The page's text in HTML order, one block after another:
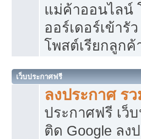
แม่ค้าออนไลน์
ออร์เดอร์เข้ารั
โพสต์เรียกลูกค้
เว็บประกาศฟรี
ลงประกาศ ร
ประกาศฟรี เว็
ติด Google ลง